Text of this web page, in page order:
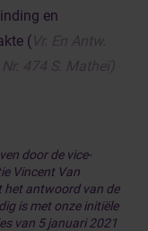
en
( Vr. En Antw.
474 S. Matheï)
door de vice-
Vincent Van
het antwoord van de
is met onze initiële
van 5 januari 2021